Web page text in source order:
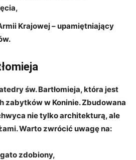
Krajowej– ​upamiętniający
św. Bartłomieja, która jest
⁢zabytków w Koninie. Zbudowana
nie ⁣tylko architekturą, ale
Warto zwrócić uwagę na:
zdobiony,